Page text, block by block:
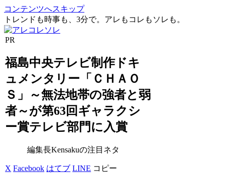
コンテンツへスキップ
トレンドも時事も、3分で。アレもコレもソレも。
PR
福島中央テレビ制作ドキ
ュメンタリー「ＣＨＡＯ
Ｓ」～無法地帯の強者と弱
者～が第63回ギャラクシ
ー賞テレビ部門に入賞
編集長Kensakuの注目ネタ
X Facebook はてブ LINE コピー